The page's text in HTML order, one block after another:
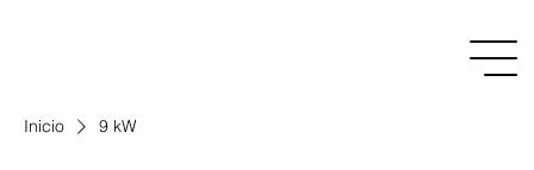
Inicio 9 kW